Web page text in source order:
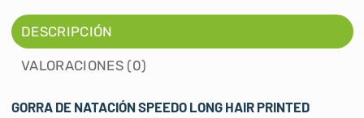
DESCRIPCIÓN
VALORACIONES (0)
GORRA DE NATACIÓN SPEEDO LONG HAIR PRINTED